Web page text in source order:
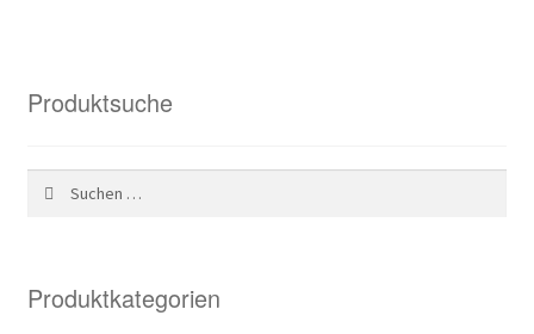
Produktsuche
Produktkategorien